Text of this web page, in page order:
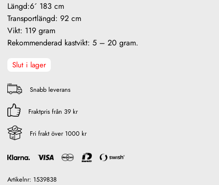
Längd:6´ 183 cm
Transportlängd: 92 cm
Vikt: 119 gram
Rekommenderad kastvikt: 5 – 20 gram.
Slut i lager
Snabb leverans
Fraktpris från 39 kr
Fri frakt över 1000 kr
Artikelnr: 1539838